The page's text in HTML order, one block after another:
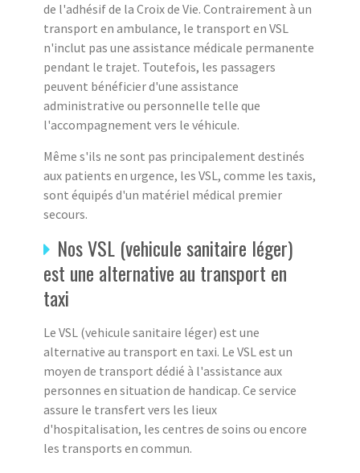
de l'adhésif de la Croix de Vie. Contrairement à un
transport en ambulance, le transport en VSL
n'inclut pas une assistance médicale permanente
pendant le trajet. Toutefois, les passagers
peuvent bénéficier d'une assistance
administrative ou personnelle telle que
l'accompagnement vers le véhicule.
Même s'ils ne sont pas principalement destinés
aux patients en urgence, les VSL, comme les taxis,
sont équipés d'un matériel médical premier
secours.
Nos VSL (vehicule sanitaire léger)
est une alternative au transport en
taxi
Le VSL (vehicule sanitaire léger) est une
alternative au transport en taxi. Le VSL est un
moyen de transport dédié à l'assistance aux
personnes en situation de handicap. Ce service
assure le transfert vers les lieux
d'hospitalisation, les centres de soins ou encore
les transports en commun.